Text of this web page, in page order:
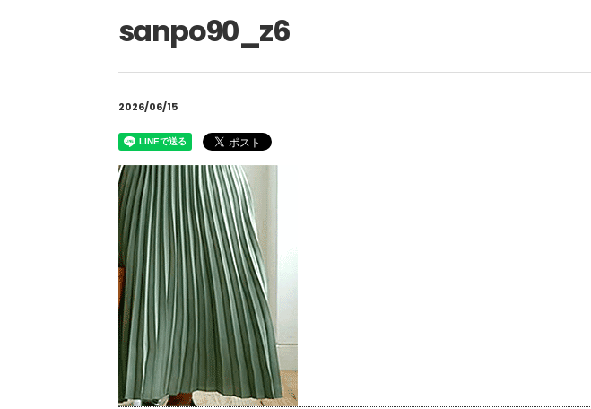
sanpo90_z6
2026/06/15